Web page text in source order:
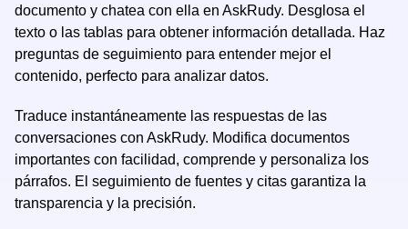
documento y chatea con ella en AskRudy. Desglosa el
texto o las tablas para obtener información detallada. Haz
preguntas de seguimiento para entender mejor el
contenido, perfecto para analizar datos.
Traduce instantáneamente las respuestas de las
conversaciones con AskRudy. Modifica documentos
importantes con facilidad, comprende y personaliza los
párrafos. El seguimiento de fuentes y citas garantiza la
transparencia y la precisión.